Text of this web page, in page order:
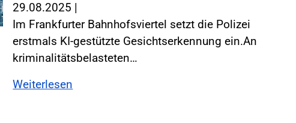
29.08.2025 |
Im Frankfurter Bahnhofsviertel setzt die Polizei
erstmals KI-gestützte Gesichtserkennung ein.An
kriminalitätsbelasteten…
Weiterlesen